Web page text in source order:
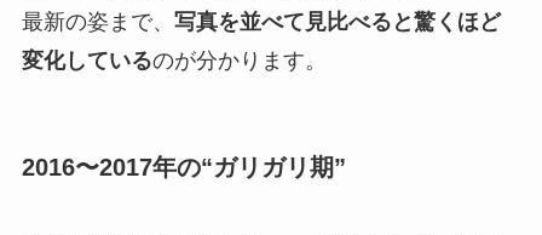
最新の姿まで、 写真を並べて見比べると驚くほど
変化しているのが分かります。
2016〜2017年の“ガリガリ期”